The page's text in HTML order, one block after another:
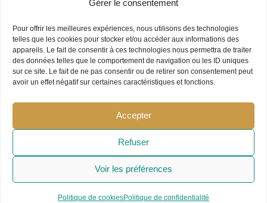
Gérer le consentement
Pour offrir les meilleures expériences, nous utilisons des technologies
telles que les cookies pour stocker et/ou accéder aux informations des
appareils. Le fait de consentir à ces technologies nous permettra de traiter
des données telles que le comportement de navigation ou les ID uniques
sur ce site. Le fait de ne pas consentir ou de retirer son consentement peut
avoir un effet négatif sur certaines caractéristiques et fonctions.
Accepter
Refuser
Voir les préférences
Politique de cookiesPolitique de confidentialité